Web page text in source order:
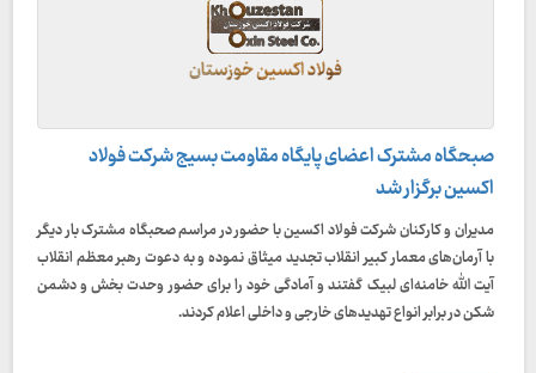
صبحگاه مشترک اعضای پایگاه مقاومت بسیج شرکت فولاد
اکسین برگزار شد
مدیران و کارکنان شرکت فولاد اکسین با حضور در مراسم صحبگاه مشترک بار دیگر
با آرمان‌های معمار کبیر انقلاب تجدید میثاق نموده و به دعوت رهبر معظم انقلاب
آیت الله خامنه‌ای لبیک گفتند و آمادگی خود را برای حضور وحدت بخش و دشمن
شکن در برابر انواع تهدیدهای خارجی و داخلی اعلام کردند.